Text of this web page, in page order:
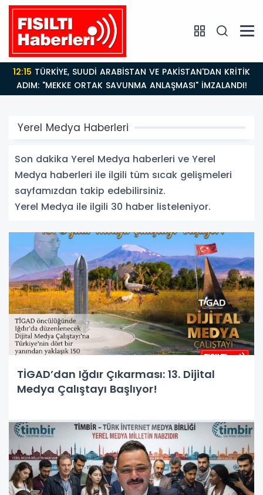
14:21BAKAN GÜRLEK’TEN TİGAD ÇALIŞTAYINDA Çarpıcı
AÇIKLAMALAR: "Pazar Günü Yeni Bir Aydınlığa
Uyanacağız"
Yerel Medya Haberleri
Son dakika Yerel Medya haberleri ve Yerel
Medya haberleri ile ilgili tüm sıcak gelişmeleri
sayfamızdan takip edebilirsiniz.
Yerel Medya ile ilgili 30 haber listeleniyor.
TİGAD’dan Iğdır Çıkarması: 13. Dijital
Medya Çalıştayı Başlıyor!